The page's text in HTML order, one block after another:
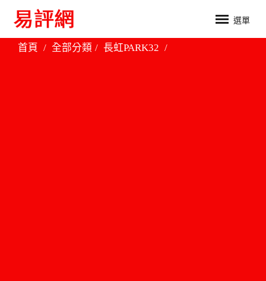
選單
首頁 全部分類 長虹PARK32